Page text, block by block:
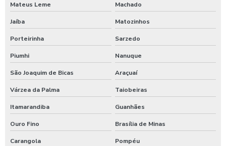
Shampoozeira automotiva profissional
Shampoozeira eletrônica
Shampoozeira industrial
Shampoozeira para lava rápido
Shampoozeira pneumática
Shampoozeira profissional
Mateus Leme Machado
Jaíba Matozinhos
Porteirinha Sarzedo
Piumhi Nanuque
São Joaquim de Bicas Araçuaí
Várzea da Palma Taiobeiras
Itamarandiba Guanhães
Ouro Fino Brasília de Minas
Carangola Pompéu